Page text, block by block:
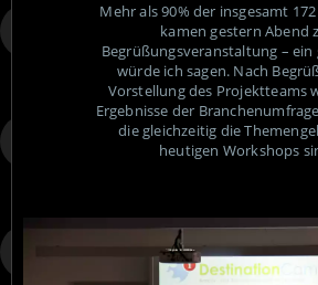
Mehr als 90% der insgesamt
kamen gestern Abend
Begrüßungsveranstaltung –
würde ich sagen. Nach
Vorstellung des Projektteams
Ergebnisse der
die gleichzeitig die
heutigen Workshops